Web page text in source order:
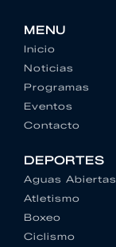
MENU
Inicio
Noticias
Programas
Eventos
Contacto
DEPORTES
Aguas Abiertas
Atletismo
Boxeo
Ciclismo